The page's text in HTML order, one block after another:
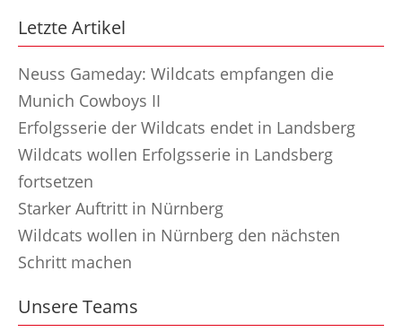
Letzte Artikel
Neuss Gameday: Wildcats empfangen die
Munich Cowboys II
Erfolgsserie der Wildcats endet in Landsberg
Wildcats wollen Erfolgsserie in Landsberg
fortsetzen
Starker Auftritt in Nürnberg
Wildcats wollen in Nürnberg den nächsten
Schritt machen
Unsere Teams